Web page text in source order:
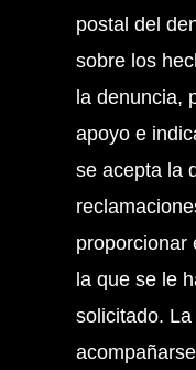
postal del
sobre los
la denuncia,
apoyo e
se acepta la
proporcionar
la que se le
solicitado.